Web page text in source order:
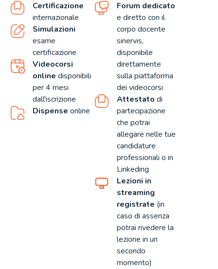
Certificazione
internazionale
Simulazioni
esame
certificazione
Videocorsi
online disponibili
per 4 mesi
dall'iscrizione
Dispense online
Forum dedicato
e diretto con il
corpo docente
sinervis,
disponibile
direttamente
sulla piattaforma
dei videocorsi
Attestato di
partecipazione
che potrai
allegare nelle tue
candidature
professionali o in
Linkeding
Lezioni in
streaming
registrate (in
caso di assenza
potrai rivedere la
lezione in un
secondo
momento)